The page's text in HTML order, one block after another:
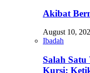
Akibat
August 10,
Ibadah
Salah
Kursi: